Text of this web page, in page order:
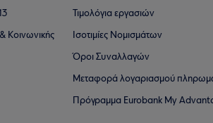
Κοινωνικής
Τιμολόγια εργασιών
Ισοτιμίες Νομισμάτων
Όροι Συναλλαγών
Μεταφορά λογαριασμού
Πρόγραμμα Eurobank My